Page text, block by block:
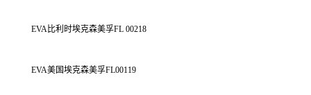
EVA 比利时埃克森美孚FL 00218
EVA美国埃克森美孚FL00119